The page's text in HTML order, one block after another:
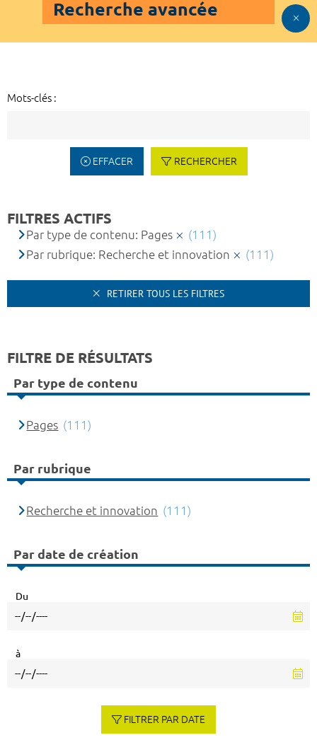
Recherche avancée
Mots-clés :
EFFACER RECHERCHER
FILTRES ACTIFS
Par type de contenu: Pages
(111)
Par rubrique: Recherche et innovation
(111)
RETIRER TOUS LES FILTRES
FILTRE DE RÉSULTATS
Par type de contenu
Pages (111)
Par rubrique
Recherche et innovation (111)
Par date de création
Du
à
FILTRER PAR DATE